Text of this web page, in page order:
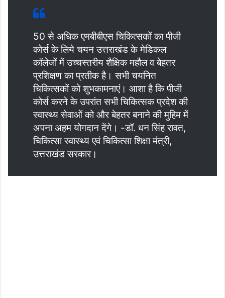
50 से अधिक एमबीबीएस चिकित्सकों का पीजी
कोर्स के लिये चयन उत्तराखंड के मेडिकल
कॉलेजों में उच्चस्तरीय शैक्षिक महौल व बेहतर
प्रशिक्षण का प्रतीक है। सभी चयनित
चिकित्सकों को शुभकामनाएं। आशा है कि पीजी
कोर्स करने के उपरांत सभी चिकित्सक प्रदेश की
स्वास्थ्य सेवाओं को और बेहतर बनाने की मुहिम में
अपना अहम योगदान देंगे। -डॉ. धन सिंह रावत,
चिकित्सा स्वास्थ्य एवं चिकित्सा शिक्षा मंत्री,
उत्तराखंड सरकार।